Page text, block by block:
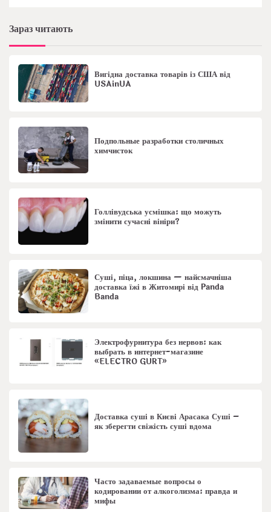
Зараз читають
Вигідна доставка товарів із США від
USAinUA
Подпольные разработки столичных
химчисток
Голлівудська усмішка: що можуть
змінити сучасні вініри?
Суші, піца, локшина — найсмачніша
доставка їжі в Житомирі від Panda
Banda
Электрофурнитура без нервов: как
выбрать в интернет-магазине
«ELECTRO GURT»
Доставка суші в Києві Арасака Суші –
як зберегти свіжість суші вдома
Часто задаваемые вопросы о
кодировании от алкоголизма: правда и
мифы